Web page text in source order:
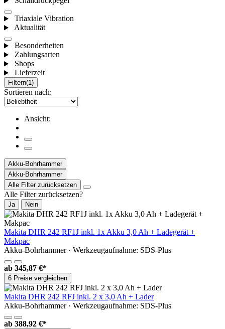
Triaxiale Vibration
Aktualität
Besonderheiten
Zahlungsarten
Shops
Lieferzeit
Filtern(1)
Sortieren nach:
Ansicht:
Akku-Bohrhammer
Akku-Bohrhammer
Alle Filter zurücksetzen
Alle Filter zurücksetzen?
Ja Nein
Makita DHR 242 RF1J inkl. 1x Akku 3,0 Ah + Ladegerät +
Makpac
Akku-Bohrhammer · Werkzeugaufnahme: SDS-Plus
ab 345,87 €*
6 Preise vergleichen
Makita DHR 242 RFJ inkl. 2 x 3,0 Ah + Lader
Akku-Bohrhammer · Werkzeugaufnahme: SDS-Plus
ab 388,92 €*